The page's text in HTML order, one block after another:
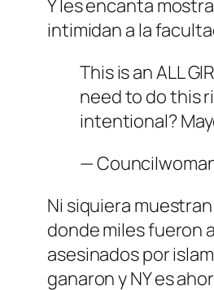
Y les encanta
intimidan a la
This is an ALL
need to do this
intentional?
—
Ni siquiera
donde miles fueron
asesinados por
ganaron y NY es